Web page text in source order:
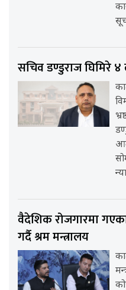
सचिव डण्डुराज घिमिरे ४
वैदेशिक रोजगारमा
गर्दै श्रम मन्त्रालय